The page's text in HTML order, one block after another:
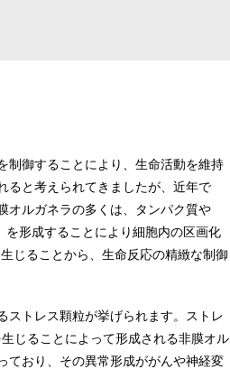
制御することにより、生命活動を維持
ると考えられてきましたが、近年で
オルガネラの多くは、タンパク質や
形成することにより細胞内の区画化
じることから、生命反応の精緻な制御
ストレス顆粒が挙げられます。ストレ
じることによって形成される非膜オル
ており、その異常形成ががんや神経変